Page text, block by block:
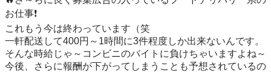
お仕事❗
これもう今は終わっています（笑
一軒配送して400円～1時間に3件程度しか出来ないんです。
そんな時給じゃ～コンビニのバイトに負けちゃいますよね～
今後、さらに報酬が下がってしまうことも予想されているの